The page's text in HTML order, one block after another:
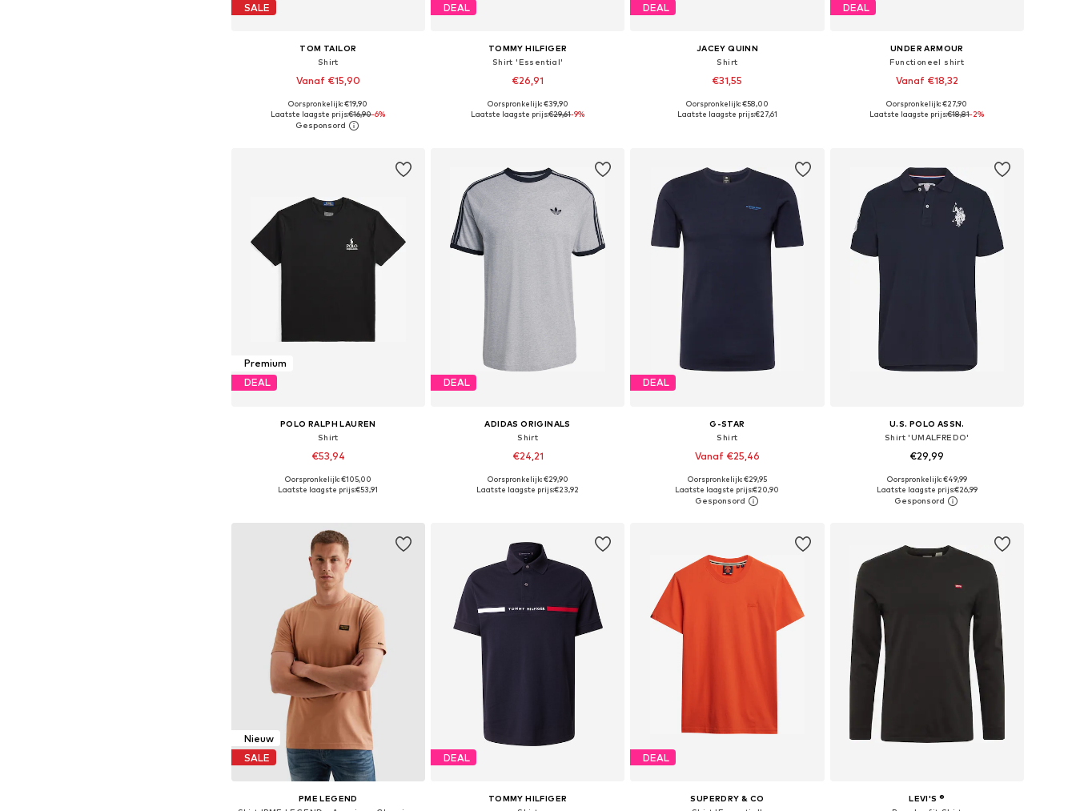
SALE
TOM TAILOR
Shirt
Vanaf €15,90
+17
Beschikbare maten: S, M, L, XL, XXL, XXXL
In winkelmandje
Oorspronkelijk: €19,90
Laatste laagste prijs:€16,90-6%
DEAL
TOMMY HILFIGER
Shirt 'Essential'
€26,91
+3
Beschikbare maten: XS, S, M, L, XL, XXL
Oorspronkelijk: €39,90
Laatste laagste prijs:€29,61-9%
DEAL
JACEY QUINN
Shirt
€31,55
Beschikbare maten: M, L, XL, XXXL
Oorspronkelijk: €58,00
Laatste laagste prijs:€27,61
DEAL
UNDER ARMOUR
Functioneel shirt
Vanaf €18,32
+5
Oorspronkelijk: €27,90
Laatste laagste prijs:€18,81-2%
Premium
DEAL
POLO RALPH LAUREN
Shirt
€53,94
Beschikbare maten: S, M, L, XL, XXL
Oorspronkelijk: €105,00
Laatste laagste prijs:€53,91
DEAL
ADIDAS ORIGINALS
Shirt
€24,21
+16
Oorspronkelijk: €29,90
Laatste laagste prijs:€23,92
DEAL
G-STAR
Shirt
Vanaf €25,46
+4
Beschikbare maten: XS, S, M, L, XL, XXL
In winkelmandje
Oorspronkelijk: €29,95
Laatste laagste prijs:€20,90
U.S. POLO ASSN.
Shirt 'UMALFREDO'
€29,99
+1
Beschikbare maten: S, M, L, XL, XXL
In winkelmandje
Oorspronkelijk: €49,99
Laatste laagste prijs:€26,99
Nieuw
SALE
PME LEGEND
DEAL
TOMMY HILFIGER
DEAL
SUPERDRY & CO
LEVI'S ®